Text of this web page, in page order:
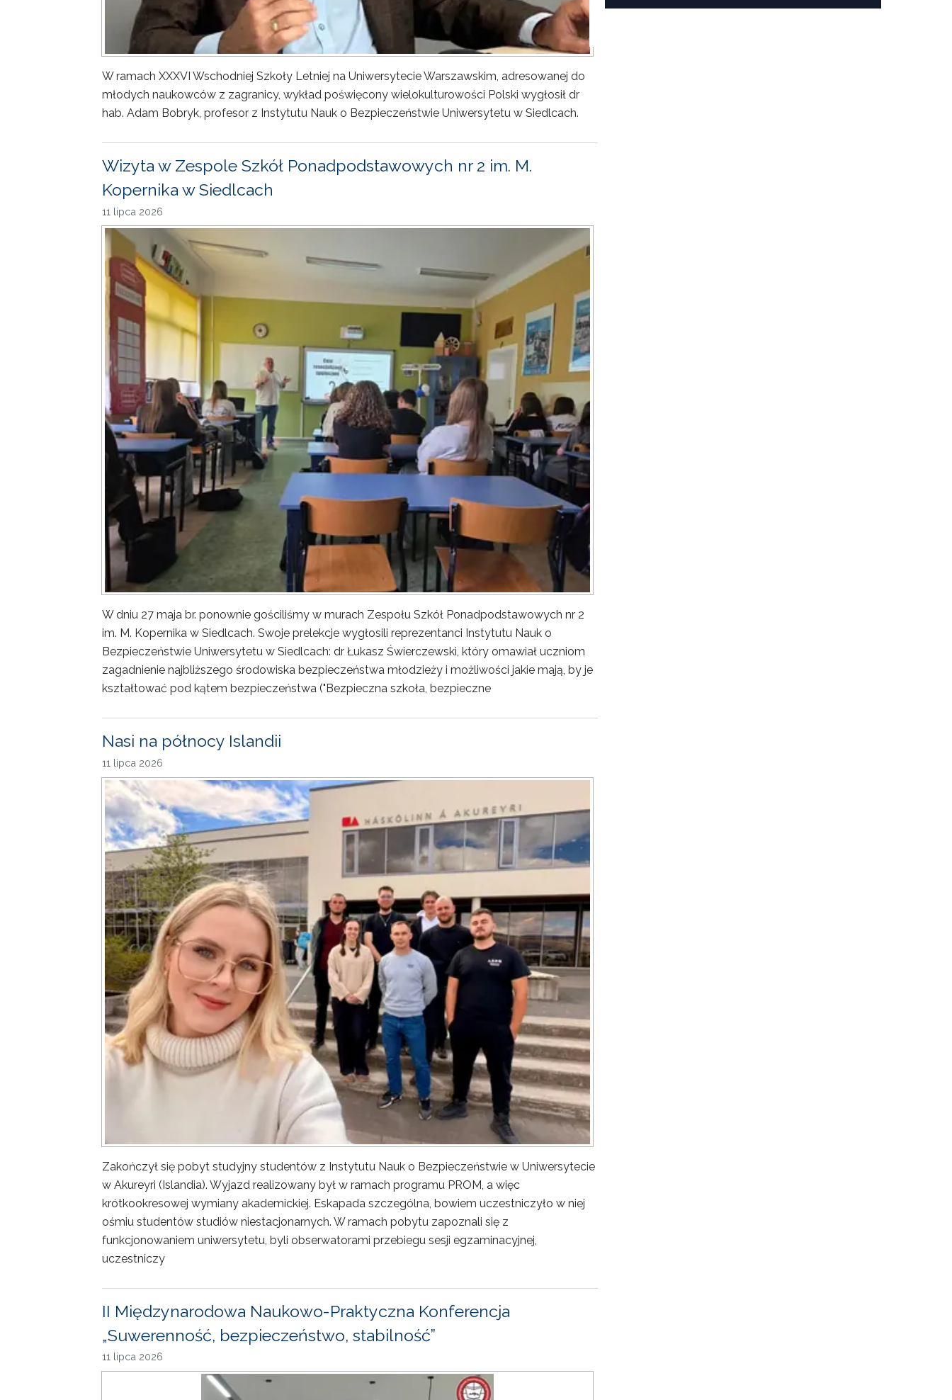
W ramach XXXVI Wschodniej Szkoły Letniej na Uniwersytecie Warszawskim, adresowanej do
młodych naukowców z zagranicy, wykład poświęcony wielokulturowości Polski wygłosił dr
hab. Adam Bobryk, profesor z Instytutu Nauk o Bezpieczeństwie Uniwersytetu w Siedlcach.
Wizyta w Zespole Szkół Ponadpodstawowych nr 2 im. M.
Kopernika w Siedlcach
11 lipca 2026
W dniu 27 maja br. ponownie gościliśmy w murach Zespołu Szkół Ponadpodstawowych nr 2
im. M. Kopernika w Siedlcach. Swoje prelekcje wygłosili reprezentanci Instytutu Nauk o
Bezpieczeństwie Uniwersytetu w Siedlcach: dr Łukasz Świerczewski, który omawiał uczniom
zagadnienie najbliższego środowiska bezpieczeństwa młodzieży i możliwości jakie mają, by je
kształtować pod kątem bezpieczeństwa ("Bezpieczna szkoła, bezpieczne
Nasi na północy Islandii
11 lipca 2026
Zakończył się pobyt studyjny studentów z Instytutu Nauk o Bezpieczeństwie w Uniwersytecie
w Akureyri (Islandia). Wyjazd realizowany był w ramach programu PROM, a więc
krótkookresowej wymiany akademickiej. Eskapada szczególna, bowiem uczestniczyło w niej
ośmiu studentów studiów niestacjonarnych. W ramach pobytu zapoznali się z
funkcjonowaniem uniwersytetu, byli obserwatorami przebiegu sesji egzaminacyjnej,
uczestniczy
II Międzynarodowa Naukowo-Praktyczna Konferencja
„Suwerenność, bezpieczeństwo, stabilność”
11 lipca 2026